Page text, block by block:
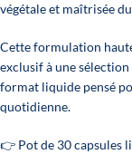
végétale et maîtrisée
Cette formulation
exclusif à une sélection
format liquide pensé
quotidienne.
👉 Pot de 30 capsules